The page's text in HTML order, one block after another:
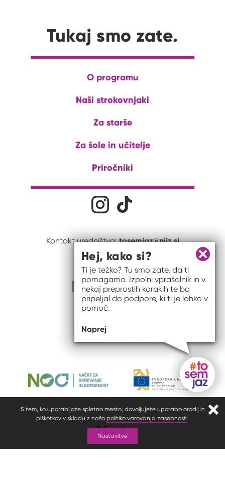
S tem, ko uporabljate spletno mesto, dovoljujete uporabo orodij in
piškotkov v skladu z našo politiko varovanja zasebnosti.
Nastavitve
Tukaj smo zate.
O programu
Naši strokovnjaki
Za starše
Za šole in učitelje
Priročniki
Družabna omrežjaNa naš Instagram profil
Kontakt uredništva:tosemjaz@nijz.si
Gumb
Zapri
Hej, kako si?
Ti je težko? Tu smo zate, da ti
pomagamo. Izpolni vprašalnik in v
nekaj preprostih korakih te bo
pripeljal do podpore, ki ti je lahko v
pomoč.
Naprej